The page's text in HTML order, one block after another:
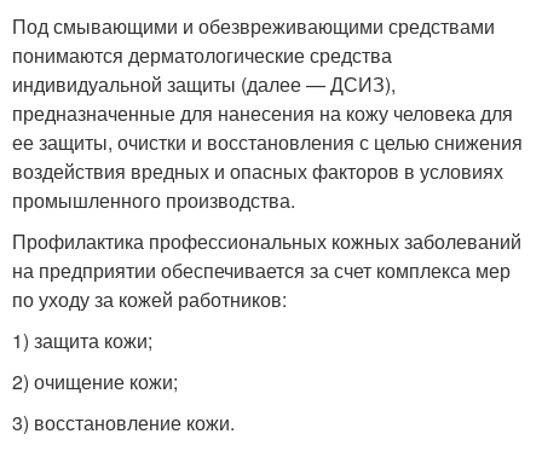
Под смывающими и обезвреживающими средствами
понимаются дерматологические средства
индивидуальной защиты (далее — ДСИЗ),
предназначенные для нанесения на кожу человека для
ее защиты, очистки и восстановления с целью снижения
воздействия вредных и опасных факторов в условиях
промышленного производства.
Профилактика профессиональных кожных заболеваний
на предприятии обеспечивается за счет комплекса мер
по уходу за кожей работников:
1) защита кожи;
2) очищение кожи;
3) восстановление кожи.